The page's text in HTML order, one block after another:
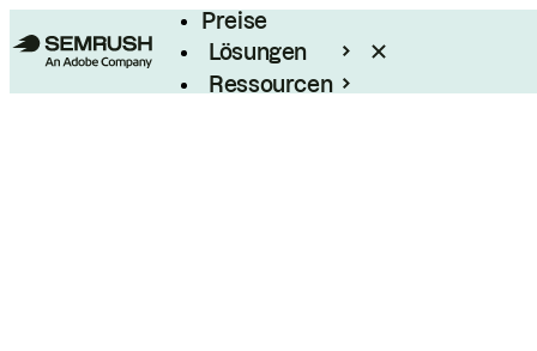
Preise
Lösungen
Ressourcen